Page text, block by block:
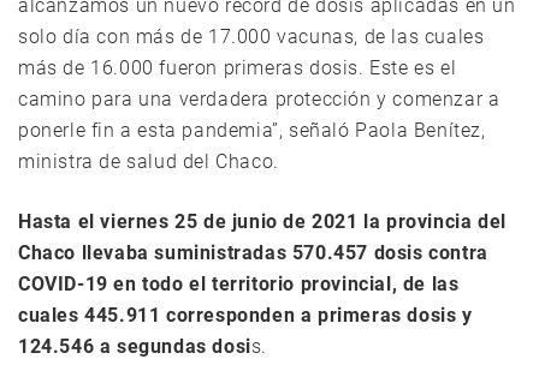
alcanzamos un nuevo récord de dosis aplicadas en un
solo día con más de 17.000 vacunas, de las cuales
más de 16.000 fueron primeras dosis. Este es el
camino para una verdadera protección y comenzar a
ponerle fin a esta pandemia”, señaló Paola Benítez,
ministra de salud del Chaco.
Hasta el viernes 25 de junio de 2021 la provincia del
Chaco llevaba suministradas 570.457 dosis contra
COVID-19 en todo el territorio provincial, de las
cuales 445.911 corresponden a primeras dosis y
124.546 a segundas dosis.